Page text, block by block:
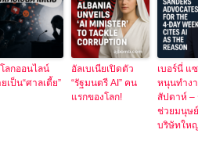
ลกออนไลน์
เป็น“ศาลเตี้ย”
อัลเบเนียเปิดตัว
“รัฐมนตรี AI” คน
แรกของโลก!
เบอร์นี่ แ
หนุนทำง
สัปดาห์ –
ช่วยมนุษ
บริษัทให